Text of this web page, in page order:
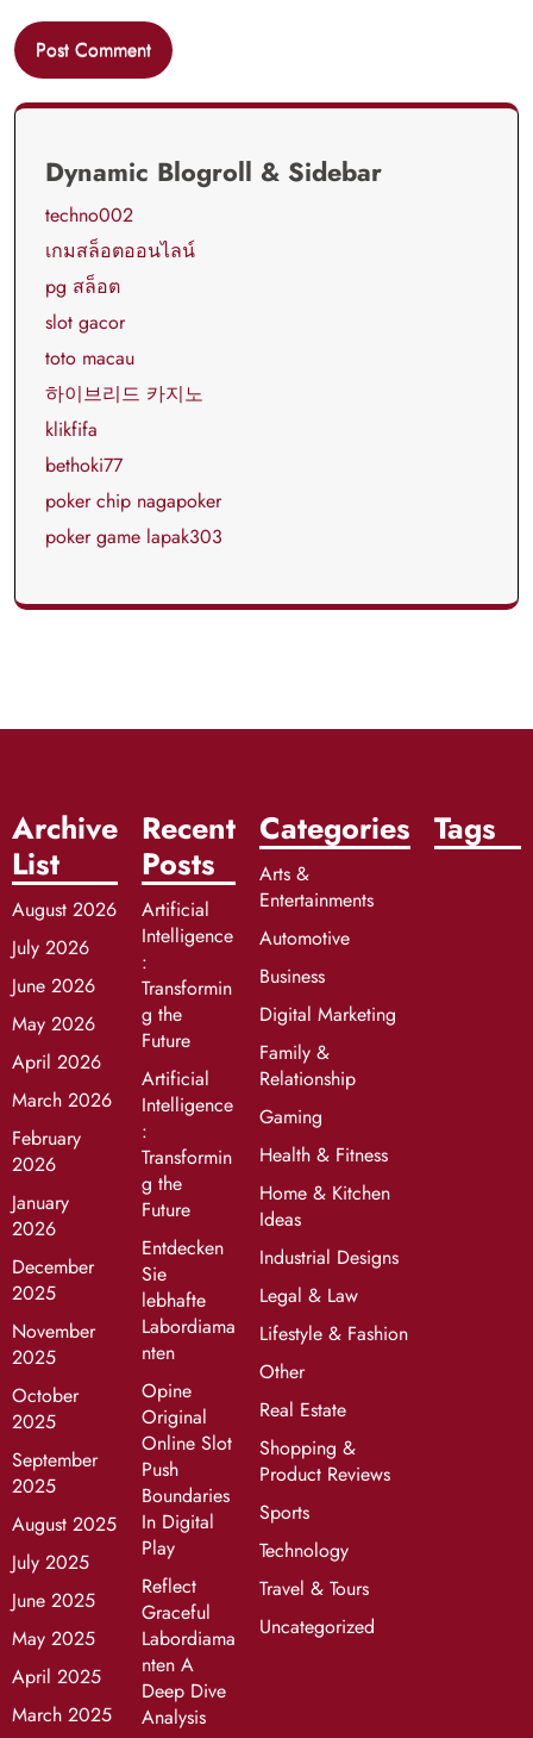
Dynamic Blogroll & Sidebar
techno002
เกมสล็อตออนไลน์
pg สล็อต
slot gacor
toto macau
하이브리드 카지노
klikfifa
bethoki77
poker chip nagapoker
poker game lapak303
Archive
List
August 2026
July 2026
June 2026
May 2026
April 2026
March 2026
February
2026
January
2026
December
2025
November
2025
October
2025
September
2025
August 2025
July 2025
June 2025
May 2025
April 2025
March 2025
Recent
Posts
Artificial
Intelligence
:
Transformin
g the
Future
Artificial
Intelligence
:
Transformin
g the
Future
Entdecken
Sie
lebhafte
Labordiama
nten
Opine
Original
Online Slot
Push
Boundaries
In Digital
Play
Reflect
Graceful
Labordiama
nten A
Deep Dive
Analysis
Categories
Arts &
Entertainments
Automotive
Business
Digital Marketing
Family &
Relationship
Gaming
Health & Fitness
Home & Kitchen
Ideas
Industrial Designs
Legal & Law
Lifestyle & Fashion
Other
Real Estate
Shopping &
Product Reviews
Sports
Technology
Travel & Tours
Uncategorized
Tags